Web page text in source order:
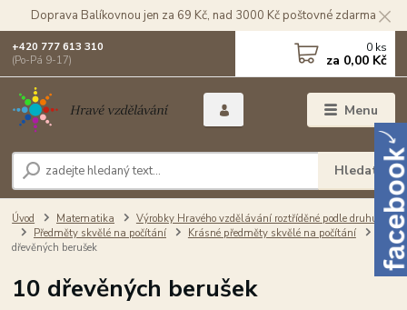
Doprava Balíkovnou jen za 69 Kč, nad 3000 Kč poštovné zdarma
Menu
Hledat
+420 777 613 310
(Po-Pá 9-17)
0 ks
za 0,00 Kč
Úvod Matematika
Výrobky Hravého vzdělávání roztříděné podle druhu
Předměty skvělé na počítání
Krásné předměty skvělé na počítání
10
dřevěných berušek
10 dřevěných berušek